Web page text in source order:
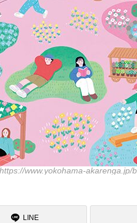
www.yokohama-akarenga.jp/
LINE